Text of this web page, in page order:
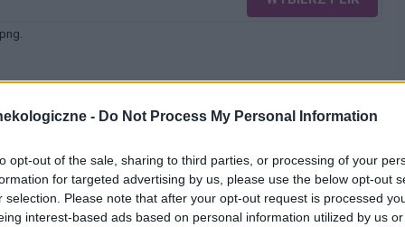
- Do Not Process My Personal Information
opt-out of the sale, sharing to third parties, or processing of your
for targeted advertising by us, please use the below opt-out
selection. Please note that after your opt-out request is processed
interest-based ads based on personal information utilized by us
WYŚLIJ